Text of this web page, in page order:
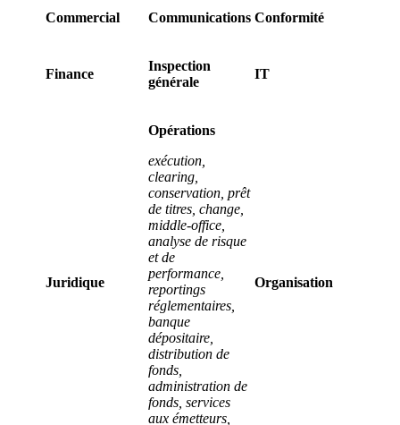
Commercial Communications Conformité
Finance
Inspection
générale
IT
Juridique
Opérations
exécution,
clearing,
conservation, prêt
de titres, change,
middle-office,
analyse de risque
et de
performance,
reportings
réglementaires,
banque
dépositaire,
distribution de
fonds,
administration de
fonds, services
aux émetteurs,
Organisation